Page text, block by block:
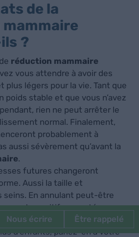
de la
?
réduction mammaire
vous attendre à avoir des
plus légers pour la vie. Tant que
poids stable et que vous n’avez
rien ne peut arrêter le
normal. Finalement,
probablement à
aussi sévèrement qu’avant la
.
futures changeront
Aussi la taille et
seins. En annulant peut-être
positifs apportés
mammaire Tunisie . Si vous
d’enfants, parlez-en à votre
Nous écrire Être rappelé